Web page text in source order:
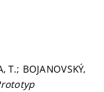
T.; BOJANOVSKÝ,